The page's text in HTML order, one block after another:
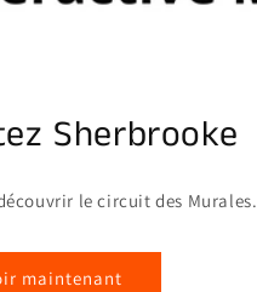
Sherbrooke
le circuit des Murales.
maintenant